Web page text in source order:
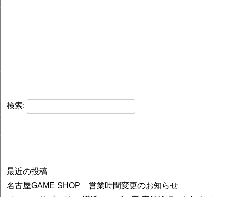
検索:
最近の投稿
名古屋GAME SHOP 営業時間変更のお知らせ